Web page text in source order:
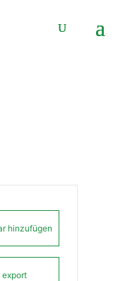
hinzufügen
export